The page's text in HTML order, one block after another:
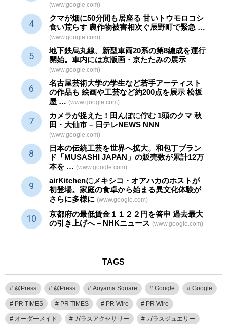
(www.google.com)
クマが畑に50分間も居座る 甘いトウモロコシ
食い荒らす 農作物被害相次ぐ辰野町で緊急 …
(www.google.com)
地下鉄烏丸線、新型車両20系の第8編成を運行
開始。車内には京版画・京たたみの展示
(www.google.com)
名古屋芸術大学の学生など若手アーティスト
の作品も 絵画や工芸など約200点を展示 松坂
屋 … (www.google.com)
カメラが捉えた！田んぼに佇む 1頭のクマ 秋
田・大仙市 – 日テレNEWS NNN
(www.google.com)
日本の伝統工芸を世界へ拡大。和包丁ブラン
ド「MUSASHI JAPAN」の販売数が累計12万
本を … (www.google.com)
airKitchenにメキシコ・オアハカのホストが
初登場。家庭の食卓から始まる異文化体験が
さらに多様に (www.google.com)
京都府の最低賃金１１２２円を答申 過去最大
の引き上げへ – NHKニュース (www.google.com)
TAGS
@Press @Press Aoyama Square Google Google
PR TIMES PR TIMES PR Wire PR Wire
オーダーメイド ガラスアクセサリー ガラスジュエリー